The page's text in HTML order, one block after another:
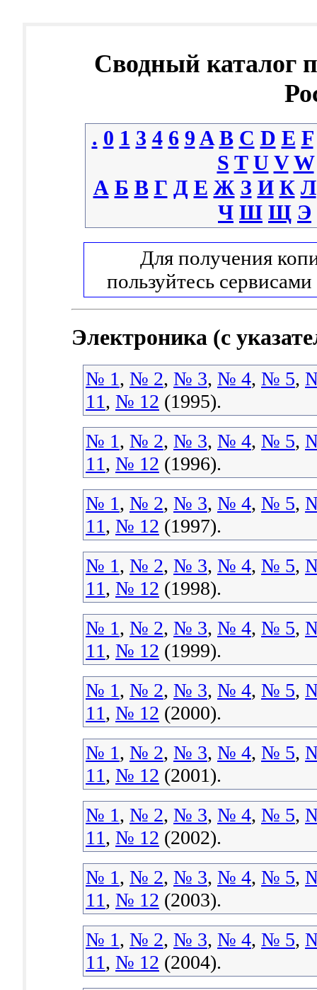
Сводный каталог
. 0 1 3 4 6 9 A B C D E F
S T U V W
А Б В Г Д Е Ж З И К Л
Ч Ш Щ Э
Для получения
пользуйтесь сервисами
Электроника (с
№ 1, № 2, № 3, № 4, № 5,
11, № 12 (1995).
№ 1, № 2, № 3, № 4, № 5,
11, № 12 (1996).
№ 1, № 2, № 3, № 4, № 5,
11, № 12 (1997).
№ 1, № 2, № 3, № 4, № 5,
11, № 12 (1998).
№ 1, № 2, № 3, № 4, № 5,
11, № 12 (1999).
№ 1, № 2, № 3, № 4, № 5,
11, № 12 (2000).
№ 1, № 2, № 3, № 4, № 5,
11, № 12 (2001).
№ 1, № 2, № 3, № 4, № 5,
11, № 12 (2002).
№ 1, № 2, № 3, № 4, № 5,
11, № 12 (2003).
№ 1, № 2, № 3, № 4, № 5,
11, № 12 (2004).